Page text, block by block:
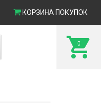
КОРЗИНА ПОКУПОК
0